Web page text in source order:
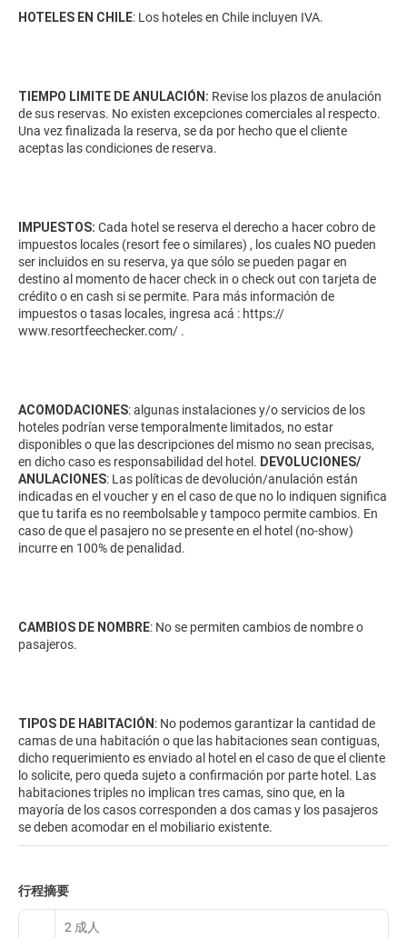
HOTELES EN CHILE: Los hoteles en Chile incluyen IVA.
TIEMPO LIMITE DE ANULACIÓN: Revise los plazos de anulación
de sus reservas. No existen excepciones comerciales al respecto.
Una vez finalizada la reserva, se da por hecho que el cliente
aceptas las condiciones de reserva.
IMPUESTOS: Cada hotel se reserva el derecho a hacer cobro de
impuestos locales (resort fee o similares) , los cuales NO pueden
ser incluidos en su reserva, ya que sólo se pueden pagar en
destino al momento de hacer check in o check out con tarjeta de
crédito o en cash si se permite. Para más información de
impuestos o tasas locales, ingresa acá : https://
www.resortfeechecker.com/ .
ACOMODACIONES: algunas instalaciones y/o servicios de los
hoteles podrían verse temporalmente limitados, no estar
disponibles o que las descripciones del mismo no sean precisas,
en dicho caso es responsabilidad del hotel. DEVOLUCIONES/
ANULACIONES: Las políticas de devolución/anulación están
indicadas en el voucher y en el caso de que no lo indiquen significa
que tu tarifa es no reembolsable y tampoco permite cambios. En
caso de que el pasajero no se presente en el hotel (no-show)
incurre en 100% de penalidad.
CAMBIOS DE NOMBRE: No se permiten cambios de nombre o
pasajeros.
TIPOS DE HABITACIÓN : No podemos garantizar la cantidad de
camas de una habitación o que las habitaciones sean contiguas,
dicho requerimiento es enviado al hotel en el caso de que el cliente
lo solicite, pero queda sujeto a confirmación por parte hotel. Las
habitaciones triples no implican tres camas, sino que, en la
mayoría de los casos corresponden a dos camas y los pasajeros
se deben acomodar en el mobiliario existente.
行程摘要
2 成人